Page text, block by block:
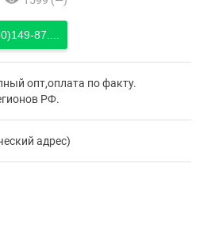
87....
опт,оплата по факту.
РФ.
адрес)